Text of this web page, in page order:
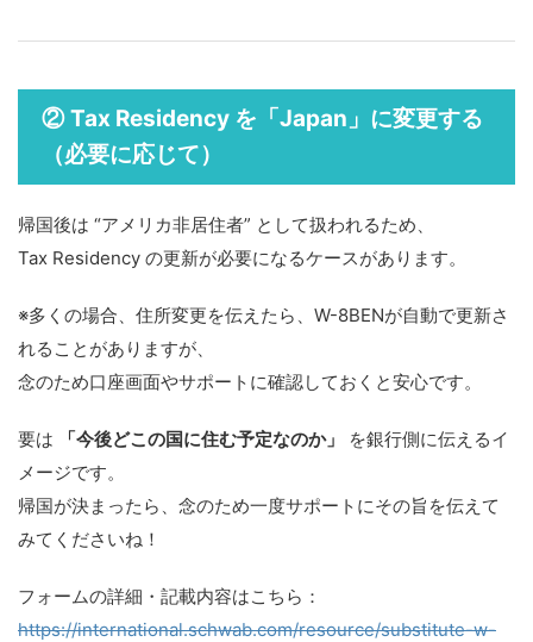
②Tax Residency を「Japan」に変更する
（必要に応じて）
帰国後は “アメリカ非居住者” として扱われるため、
Tax Residency の更新が必要になるケースがあります。
※多くの場合、住所変更を伝えたら、W-8BENが自動で更新さ
れることがありますが、
念のため口座画面やサポートに確認しておくと安心です。
要は 「今後どこの国に住む予定なのか」
を銀行側に伝えるイ
メージです。
帰国が決まったら、念のため一度サポートにその旨を伝えて
みてくださいね！
フォームの詳細・記載内容はこちら：
https://international.schwab.com/resource/substitute-w-